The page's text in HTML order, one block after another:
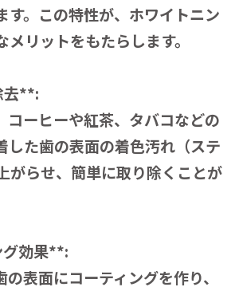
す。この特性が、ホワイトニン
リットをもたらします。
去**:
コーヒーや紅茶、タバコなどの
した歯の表面の着色汚れ（ステ
がらせ、簡単に取り除くことが
効果**:
表面にコーティングを作り、